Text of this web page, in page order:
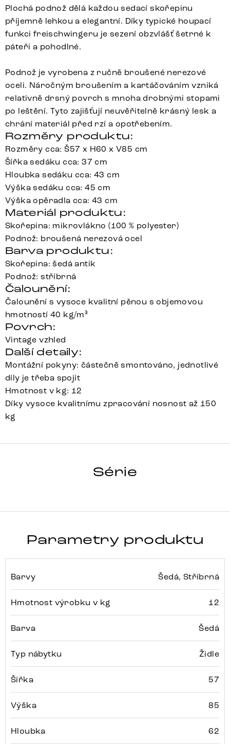
Plochá podnož dělá každou sedací skořepinu
příjemně lehkou a elegantní. Díky typické houpací
funkci freischwingeru je sezení obzvlášť šetrné k
páteři a pohodlné.
Podnož je vyrobena z ručně broušené nerezové
oceli. Náročným broušením a kartáčováním vzniká
relativně drsný povrch s mnoha drobnými stopami
po leštění. Tyto zajišťují neuvěřitelně krásný lesk a
chrání materiál před rzí a opotřebením.
Rozměry produktu:
Rozměry cca: Š57 x H60 x V85 cm
Šířka sedáku cca: 37 cm
Hloubka sedáku cca: 43 cm
Výška sedáku cca: 45 cm
Výška opěradla cca: 43 cm
Materiál produktu:
Skořepina: mikrovlákno (100 % polyester)
Podnož: broušená nerezová ocel
Barva produktu:
Skořepina: šedá antik
Podnož: stříbrná
Čalounění:
Čalounění s vysoce kvalitní pěnou s objemovou
hmotností 40 kg/m³
Povrch:
Vintage vzhled
Další detaily:
Montážní pokyny: částečně smontováno, jednotlivé
díly je třeba spojit
Hmotnost v kg: 12
Díky vysoce kvalitnímu zpracování nosnost až 150
kg
Série
TAIMI-FLEX
Parametry produktu
Barvy Šedá, Stříbrná
Hmotnost výrobku v kg 12
Barva Šedá
Typ nábytku Židle
Šířka 57
Výška 85
Hloubka 62